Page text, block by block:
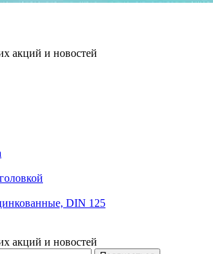
акций и новостей
DIN 125
акций и новостей